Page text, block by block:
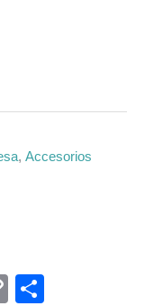
, Accesorios
Copy